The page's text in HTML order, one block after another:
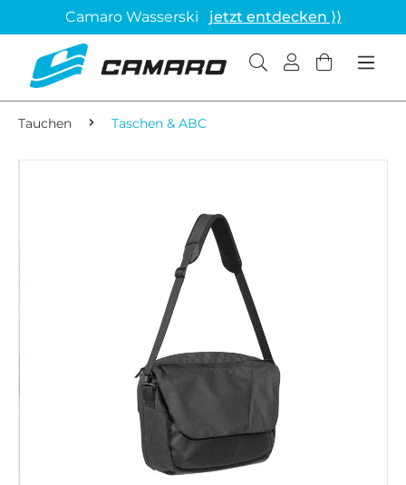
Camaro Wasserski jetzt entdecken ⟩⟩
Tauchen Taschen & ABC